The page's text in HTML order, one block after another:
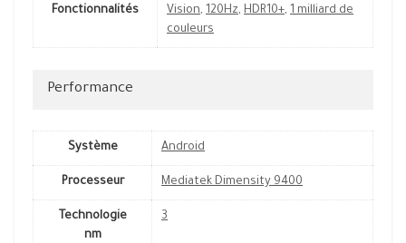
Fonctionnalités
Vision, 120Hz, HDR10+, 1 milliard de
couleurs
Performance
Système Android
Processeur Mediatek Dimensity 9400
Technologie
nm
3